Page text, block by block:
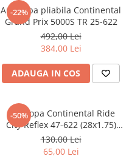
-22%
Anvelopa pliabila Continental
Grand Prix 5000S TR 25-622
492,00 Lei
384,00 Lei
ADAUGA IN COS
-50%
Anvelopa Continental Ride
City Reflex 47-622 (28x1.75)
negru/maro
130,00 Lei
65,00 Lei